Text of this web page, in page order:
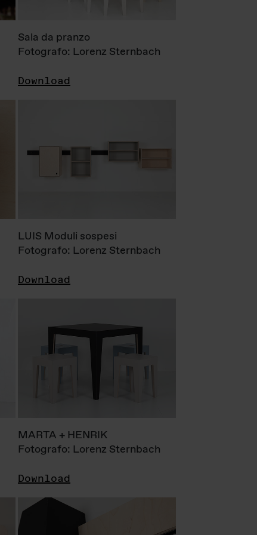
Sala da pranzo
Fotografo: Lorenz Sternbach
Download
LUIS Moduli sospesi
Fotografo: Lorenz Sternbach
Download
MARTA + HENRIK
Fotografo: Lorenz Sternbach
Download